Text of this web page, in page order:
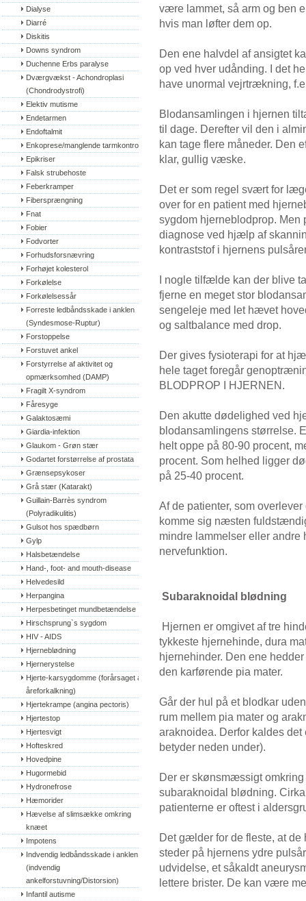
Dialyse
Diarré
Diskitis
Downs syndrom
Duchenne Erbs paralyse
Dværgvækst - Achondroplasi
(Chondrodystrofi)
Elektiv mutisme
Endetarmen
Endoftalmit
Enkoprese/manglende tarmkontrol
Epikriser
Falsk strubehoste
Feberkramper
Fibersprængning
Fnat
Fobier
Fodvorter
Forhudsforsnævring
Forhøjet kolesterol
Forkølelse
Forkølelsessår
Forreste ledbåndsskade i anklen
(Syndesmose-Ruptur)
Forstoppelse
Forstuvet ankel
Forstyrrelse af aktivitet og
opmærksomhed (DAMP)
Fragilt X-syndrom
Fåresyge
Galaktosæmi
Giardia-infektion
Glaukom - Grøn stær
Godartet forstørrelse af prostata
Grænsepsykoser
Grå stær (Katarakt)
Guillain-Barrès syndrom
(Polyradikulitis)
Gulsot hos spædbørn
Gylp
Halsbetændelse
Hand-, foot- and mouth-disease
Helvedesild
Herpangina
Herpesbetinget mundbetændelse
Hirschsprung`s sygdom
HIV - AIDS
Hjerneblødning
Hjernerystelse
Hjerte-karsygdomme (forårsaget af
åreforkalkning)
Hjertekrampe (angina pectoris)
Hjertestop
Hjertesvigt
Hofteskred
Hovedpine
Hugormebid
Hydronefrose
Hæmorider
Hævelse af slimsække omkring
knæet
Impotens
Indvendig ledbåndsskade i anklen
(indvendig
ankelforstuvning/Distorsion)
Infantil autisme
være lammet, så arm og ben
hvis man løfter dem op.
Den ene halvdel af ansigtet
op ved hver udånding. I det
have unormal vejrtrækning,
Blodansamlingen i hjernen
til dage. Derefter vil den i
kan tage flere måneder. Den
klar, gullig væske.
Det er som regel svært for
over for en patient med
sygdom hjerneblodprop. Men
diagnose ved hjælp af
kontraststof i hjernens
I nogle tilfælde kan der blive
fjerne en meget stor
sengeleje med let hævet
og saltbalance med drop.
Der gives fysioterapi for at
hele taget foregår
BLODPROP I HJERNEN.
Den akutte dødelighed ved
blodansamlingens størrelse.
helt oppe på 80-90 procent,
procent. Som helhed ligger
på 25-40 procent.
Af de patienter, som
komme sig næsten
mindre lammelser eller
nervefunktion.
Subaraknoidal blødning
Hjernen er omgivet af tre
tykkeste hjernehinde, dura
hjernehinder. Den ene
den karførende pia mater.
Går der hul på et blodkar
rum mellem pia mater og
araknoidea. Derfor kaldes
betyder neden under).
Der er skønsmæssigt omkring
subaraknoidal blødning.
patienterne er oftest i
Det gælder for de fleste, at de
steder på hjernens ydre
udvidelse, et såkaldt
lettere brister. De kan være